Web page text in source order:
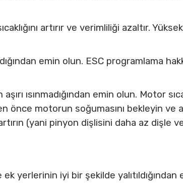
artırır ve verimliliği azaltır.
emin olun. ESC programlama
ısınmadığından emin olun. Motor
önce motorun soğumasını bekleyin ve
(yani pinyon dişlisini daha az dişle
yerlerinin iyi bir şekilde yalıtıldığından